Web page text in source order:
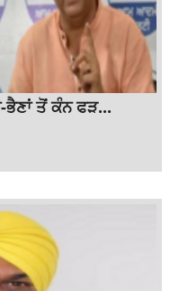
ਭੈਣਾਂ ਤੋਂ ਕੰਨ ਫੜ...